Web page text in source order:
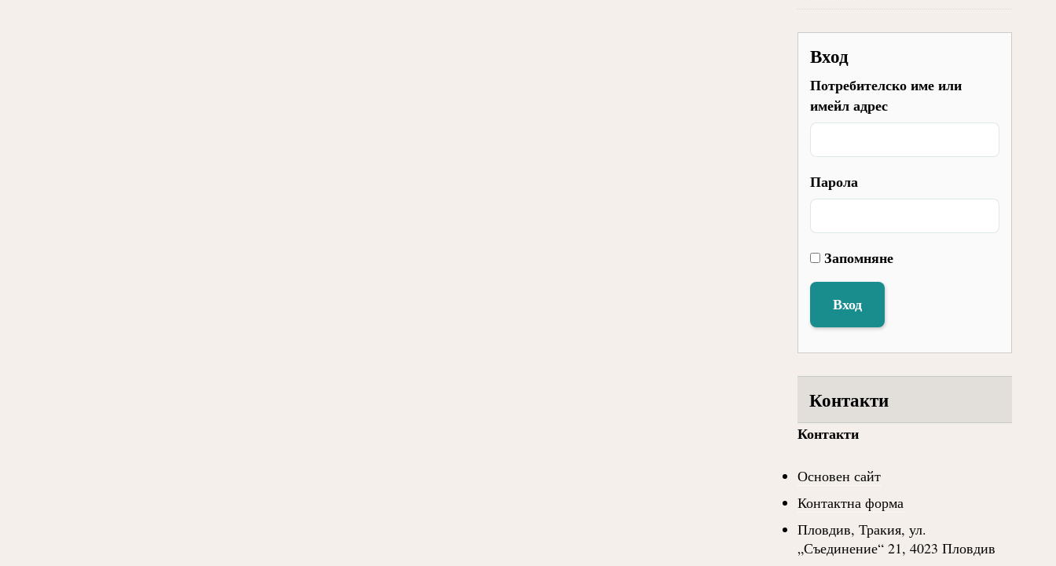
Вход
Потребителско име или
имейл адрес
Парола
Запомняне
Вход
Контакти
Контакти
Основен сайт
Контактна форма
Пловдив, Тракия, ул.
„Съединение“ 21, 4023 Пловдив